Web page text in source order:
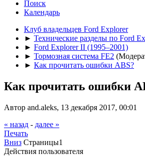
Поиск
Календарь
Клуб владельцев Ford Explorer
► Технические разделы по Ford
► Ford Explorer II (1995–2001)
► Тормозная система FE2
► Как прочитать ошибки ABS?
Как прочитать ошибки
Автор and.aleks, 13 декабря 2017, 00:01
« назад - далее »
Печать
Вниз Страницы1
Действия пользователя